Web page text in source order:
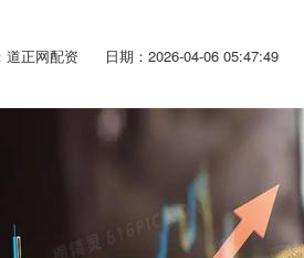
道正网配资 日期：2026-04-06 05:47:49